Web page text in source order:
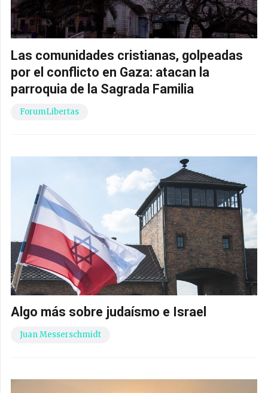
Las comunidades cristianas, golpeadas
por el conflicto en Gaza: atacan la
parroquia de la Sagrada Familia
ForumLibertas
Algo más sobre judaísmo e Israel
Juan Messerschmidt